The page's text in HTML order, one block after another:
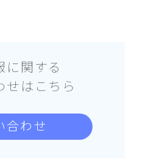
に関する
せはこちら
合わせ